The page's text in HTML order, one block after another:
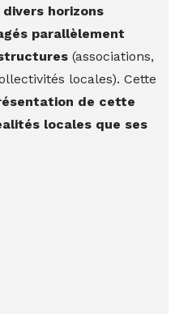
divers horizons
parallèlement
(associations,
locales). Cette
de cette
locales que ses